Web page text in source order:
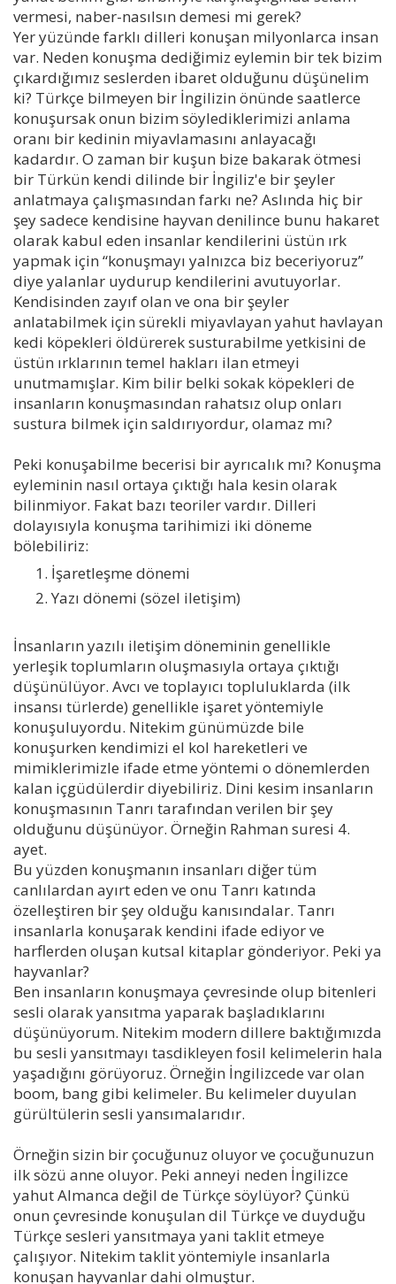
vermesi, naber-nasılsın demesi mi gerek?
Yer yüzünde farklı dilleri konuşan milyonlarca insan
var. Neden konuşma dediğimiz eylemin bir tek bizim
çıkardığımız seslerden ibaret olduğunu düşünelim
ki? Türkçe bilmeyen bir İngilizin önünde saatlerce
konuşursak onun bizim söylediklerimizi anlama
oranı bir kedinin miyavlamasını anlayacağı
kadardır. O zaman bir kuşun bize bakarak ötmesi
bir Türkün kendi dilinde bir İngiliz'e bir şeyler
anlatmaya çalışmasından farkı ne? Aslında hiç bir
şey sadece kendisine hayvan denilince bunu hakaret
olarak kabul eden insanlar kendilerini üstün ırk
yapmak için “konuşmayı yalnızca biz beceriyoruz”
diye yalanlar uydurup kendilerini avutuyorlar.
Kendisinden zayıf olan ve ona bir şeyler
anlatabilmek için sürekli miyavlayan yahut havlayan
kedi köpekleri öldürerek susturabilme yetkisini de
üstün ırklarının temel hakları ilan etmeyi
unutmamışlar. Kim bilir belki sokak köpekleri de
insanların konuşmasından rahatsız olup onları
sustura bilmek için saldırıyordur, olamaz mı?
Peki konuşabilme becerisi bir ayrıcalık mı? Konuşma
eyleminin nasıl ortaya çıktığı hala kesin olarak
bilinmiyor. Fakat bazı teoriler vardır. Dilleri
dolayısıyla konuşma tarihimizi iki döneme
bölebiliriz:
İşaretleşme dönemi
Yazı dönemi (sözel iletişim)
İnsanların yazılı iletişim döneminin genellikle
yerleşik toplumların oluşmasıyla ortaya çıktığı
düşünülüyor. Avcı ve toplayıcı topluluklarda (ilk
insansı türlerde) genellikle işaret yöntemiyle
konuşuluyordu. Nitekim günümüzde bile
konuşurken kendimizi el kol hareketleri ve
mimiklerimizle ifade etme yöntemi o dönemlerden
kalan içgüdülerdir diyebiliriz. Dini kesim insanların
konuşmasının Tanrı tarafından verilen bir şey
olduğunu düşünüyor. Örneğin Rahman suresi 4.
ayet.
Bu yüzden konuşmanın insanları diğer tüm
canlılardan ayırt eden ve onu Tanrı katında
özelleştiren bir şey olduğu kanısındalar. Tanrı
insanlarla konuşarak kendini ifade ediyor ve
harflerden oluşan kutsal kitaplar gönderiyor. Peki ya
hayvanlar?
Ben insanların konuşmaya çevresinde olup bitenleri
sesli olarak yansıtma yaparak başladıklarını
düşünüyorum. Nitekim modern dillere baktığımızda
bu sesli yansıtmayı tasdikleyen fosil kelimelerin hala
yaşadığını görüyoruz. Örneğin İngilizcede var olan
boom, bang gibi kelimeler. Bu kelimeler duyulan
gürültülerin sesli yansımalarıdır.
Örneğin sizin bir çocuğunuz oluyor ve çocuğunuzun
ilk sözü anne oluyor. Peki anneyi neden İngilizce
yahut Almanca değil de Türkçe söylüyor? Çünkü
onun çevresinde konuşulan dil Türkçe ve duyduğu
Türkçe sesleri yansıtmaya yani taklit etmeye
çalışıyor. Nitekim taklit yöntemiyle insanlarla
konuşan hayvanlar dahi olmuştur.